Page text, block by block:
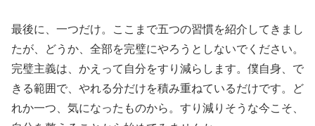
最後に、一つだけ。ここまで五つの習慣を紹介してきまし
たが、どうか、全部を完璧にやろうとしないでください。
完璧主義は、かえって自分をすり減らします。僕自身、で
きる範囲で、やれる分だけを積み重ねているだけです。ど
れか一つ、気になったものから。すり減りそうな今こそ、